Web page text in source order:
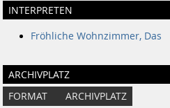
INTERPRETEN
Fröhliche Wohnzimmer, Das
ARCHIVPLATZ
FORMAT
ARCHIVPLATZ